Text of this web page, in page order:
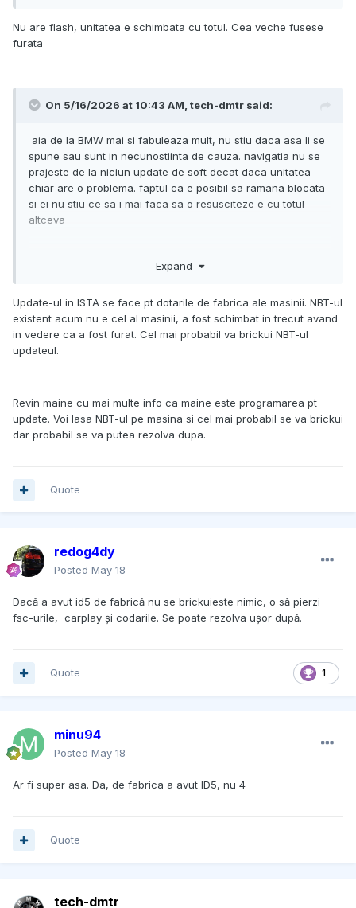
Nu are flash, unitatea e schimbata cu totul. Cea veche fusese
furata
On 5/16/2026 at 10:43 AM, tech-dmtr said:
aia de la BMW mai si fabuleaza mult, nu stiu daca asa li se
spune sau sunt in necunostiinta de cauza. navigatia nu se
prajeste de la niciun update de soft decat daca unitatea
chiar are o problema. faptul ca e posibil sa ramana blocata
si ei nu stiu ce sa i mai faca sa o resusciteze e cu totul
altceva
legat de ID4 la ID6, ei nu prea au cum sa vada tehnic acest
le pasa sa verifice pe diagnoza ce fisiere SWFL si ce BTRL
sunt scrise pe unitatea de navi. mai degraba aprind
navigatia si se uita ca e interfata noua desi ma indoiesc ca
asta scrie in fisa de update de soft ca trebuie facuta/bifata
se poate merge pe varianta: eu nu stiu, nu ma pricep, asta
e masina, asa am cumparat-o
Expand
Update-ul in ISTA se face pt dotarile de fabrica ale masinii. NBT-ul
existent acum nu e cel al masinii, a fost schimbat in trecut avand
in vedere ca a fost furat. Cel mai probabil va brickui NBT-ul
updateul.
Revin maine cu mai multe info ca maine este programarea pt
update. Voi lasa NBT-ul pe masina si cel mai probabil se va brickui
dar probabil se va putea rezolva dupa.
Quote
redog4dy
Posted May 18
Dacă a avut id5 de fabrică nu se brickuieste nimic, o să pierzi
fsc-urile, carplay și codarile. Se poate rezolva ușor după.
1
Quote
minu94
Posted May 18
Ar fi super asa. Da, de fabrica a avut ID5, nu 4
Quote
tech-dmtr